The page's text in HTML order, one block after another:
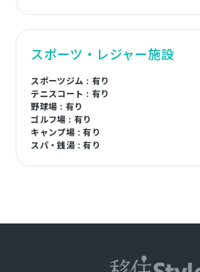
スポーツ・レジャー施設
スポーツジム : 有り
テニスコート : 有り
野球場 : 有り
ゴルフ場 : 有り
キャンプ場 : 有り
スパ・銭湯 : 有り